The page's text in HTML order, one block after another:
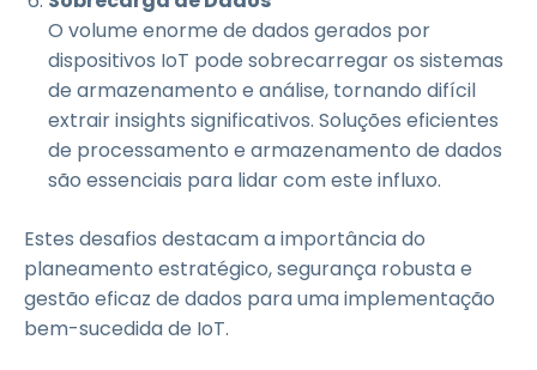
O volume enorme de dados gerados por
dispositivos IoT pode sobrecarregar os sistemas
de armazenamento e análise, tornando difícil
extrair insights significativos. Soluções eficientes
de processamento e armazenamento de dados
são essenciais para lidar com este influxo.
Estes desafios destacam a importância do
planeamento estratégico, segurança robusta e
gestão eficaz de dados para uma implementação
bem-sucedida de IoT.